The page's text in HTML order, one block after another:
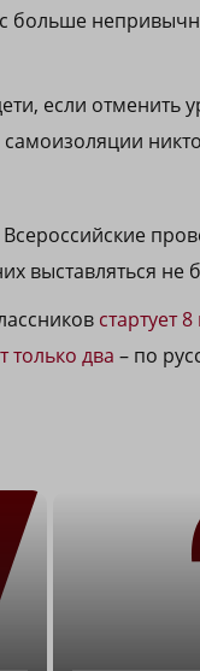
больше
если отменить
выставляться не
стартует
только два – по